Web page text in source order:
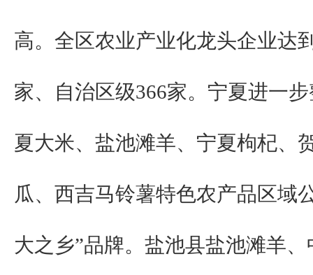
高。全区农业产业化龙头企业达
家、自治区级366家。宁夏进一
夏大米、盐池滩羊、宁夏枸杞、
瓜、西吉马铃薯特色农产品区域
大之乡”品牌。盐池县盐池滩羊